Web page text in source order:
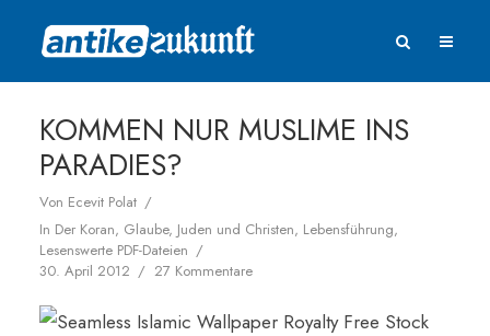
KOMMEN NUR MUSLIME INS
PARADIES?
Von Ecevit Polat
In Der Koran, Glaube, Juden und Christen, Lebensführung,
Lesenswerte PDF-Dateien
30. April 2012
27 Kommentare